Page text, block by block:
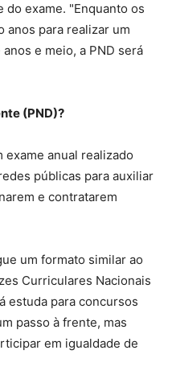
exame. "Enquanto os
anos para realizar um
e meio, a PND será
(PND)?
exame anual realizado
públicas para auxiliar
e contratarem
um formato similar ao
Curriculares Nacionais
estuda para concursos
passo à frente, mas
em igualdade de